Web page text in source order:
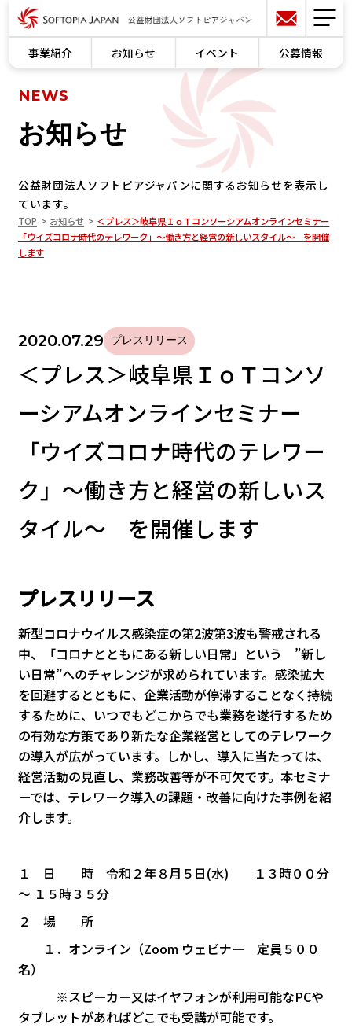
事業紹介 お知らせ イベント 公募情報
NEWS
お知らせ
公益財団法人ソフトピアジャパンに関するお知らせを表示し
ています。
TOP お知らせ
＜プレス＞岐阜県ＩｏＴコンソーシアムオンラインセミナー
「ウイズコロナ時代のテレワーク」～働き方と経営の新しいスタイル～ を開催
します
2020.07.29 プレスリリース
＜プレス＞岐阜県ＩｏＴコンソ
ーシアムオンラインセミナー
「ウイズコロナ時代のテレワー
ク」～働き方と経営の新しいス
タイル～ を開催します
プレスリリース
新型コロナウイルス感染症の第2波第3波も警戒される
中、「コロナとともにある新しい日常」という ”新し
い日常”へのチャレンジが求められています。感染拡大
を回避するとともに、企業活動が停滞することなく持続
するために、いつでもどこからでも業務を遂行するため
の有効な方策であり新たな企業経営としてのテレワーク
の導入が広がっています。しかし、導入に当たっては、
経営活動の見直し、業務改善等が不可欠です。本セミナ
ーでは、テレワーク導入の課題・改善に向けた事例を紹
介します。
１ 日 時 令和２年８月５日(水) １３時００分
～ １５時３５分
２ 場 所
１．オンライン（Zoom ウェビナー 定員５００
名）
※スピーカー又はイヤフォンが利用可能なPCや
タブレットがあればどこでも受講が可能です。